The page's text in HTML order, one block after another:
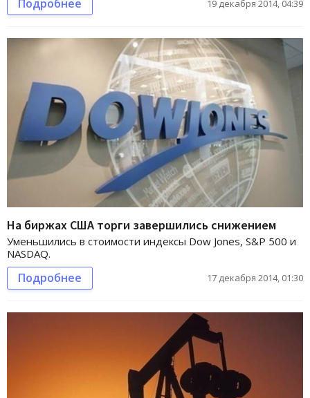
Подробнее 19 декабря 2014, 04:39
На биржах США торги завершились снижением
Уменьшились в стоимости индексы Dow Jones, S&P 500 и
NASDAQ.
Подробнее 17 декабря 2014, 01:30